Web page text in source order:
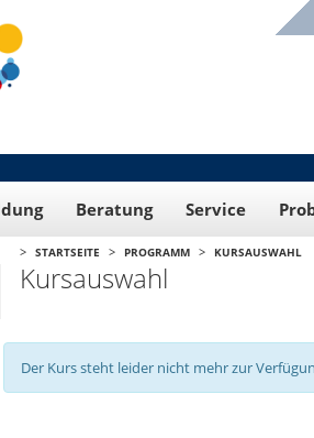
Beratung Service
> STARTSEITE > PROGRAMM > KURSAUSWAHL
Kursauswahl
Der Kurs steht leider nicht mehr zur